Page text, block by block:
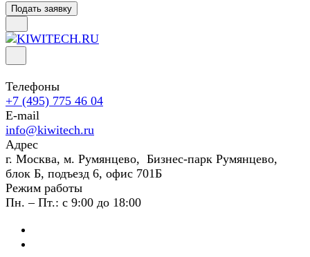
Подать заявку
Телефоны
+7 (495) 775 46 04
E-mail
info@kiwitech.ru
Адрес
г. Москва, м. Румянцево, Бизнес-парк Румянцево,
блок Б, подъезд 6, офис 701Б
Режим работы
Пн. – Пт.: с 9:00 до 18:00